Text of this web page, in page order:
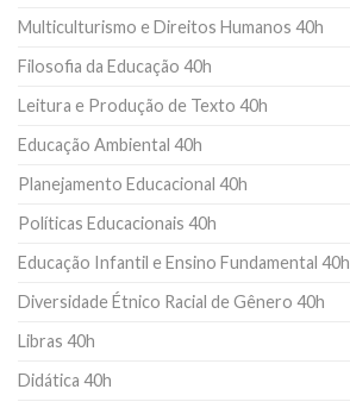
Multiculturismo e Direitos Humanos 40h
Filosofia da Educação 40h
Leitura e Produção de Texto 40h
Educação Ambiental 40h
Planejamento Educacional 40h
Políticas Educacionais 40h
Educação Infantil e Ensino Fundamental 40h
Diversidade Étnico Racial de Gênero 40h
Libras 40h
Didática 40h